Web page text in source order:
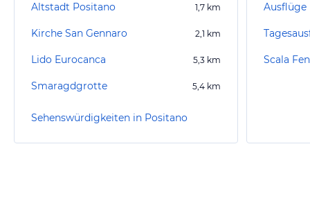
Altstadt Positano 1,7 km
Kirche San Gennaro 2,1 km
Lido Eurocanca 5,3 km
Smaragdgrotte 5,4 km
Sehenswürdigkeiten in Positano
Scala